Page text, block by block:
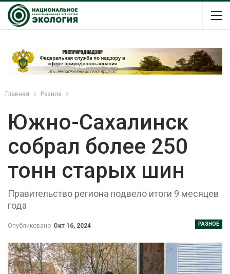
Главная Разное
Южно-Сахалинск
собрал более 250
тонн старых шин
Правительство региона подвело итоги 9 месяцев
года
РАЗНОЕ
Опубликовано Окт 16, 2024